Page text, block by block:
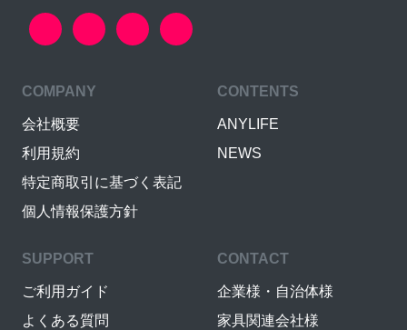
COMPANY
会社概要
利用規約
特定商取引に基づく表記
個人情報保護方針
CONTENTS
ANYLIFE
NEWS
SUPPORT
ご利用ガイド
よくある質問
CONTACT
企業様・自治体様
家具関連会社様